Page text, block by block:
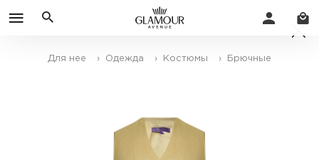
Для нее › Одежда › Костюмы › Брючные